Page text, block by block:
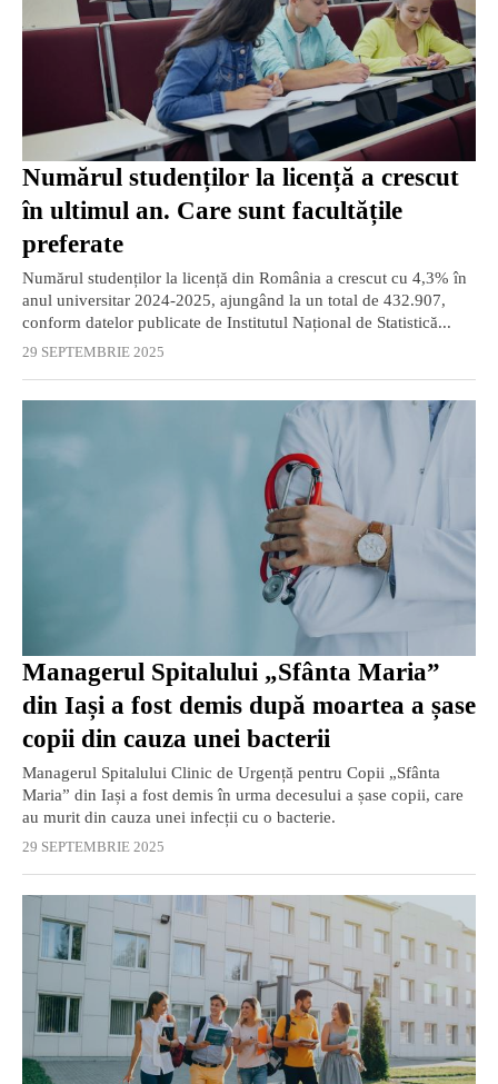
Numărul studenților la licență a crescut
în ultimul an. Care sunt facultățile
preferate
Numărul studenților la licență din România a crescut cu 4,3% în
anul universitar 2024-2025, ajungând la un total de 432.907,
conform datelor publicate de Institutul Național de Statistică...
29 SEPTEMBRIE 2025
Managerul Spitalului „Sfânta Maria”
din Iași a fost demis după moartea a șase
copii din cauza unei bacterii
Managerul Spitalului Clinic de Urgență pentru Copii „Sfânta
Maria” din Iași a fost demis în urma decesului a șase copii, care
au murit din cauza unei infecții cu o bacterie.
29 SEPTEMBRIE 2025